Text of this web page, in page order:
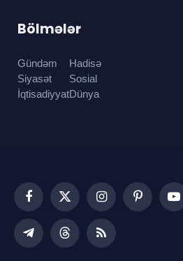
Bölmələr
Gündəm
Siyasət
İqtisadiyyat
Hadisə
Sosial
Dünya
Facebook
X
(Twitter)
InstagramPinterest
TelegramThreadsRSS